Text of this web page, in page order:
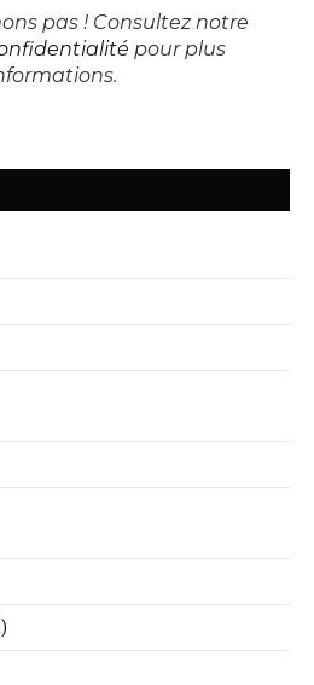
pas ! Consultez notre
pour plus